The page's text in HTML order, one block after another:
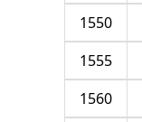
1550
1555
1560